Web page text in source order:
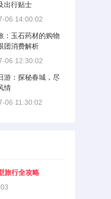
出行贴士
06 14:00:02
：玉石药材的购物
团消费解析
06 12:30:02
游：探秘春城，尽
情
06 11:30:02
旅行全攻略